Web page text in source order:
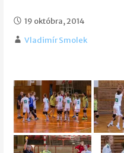
19 októbra, 2014
Vladimír Smolek